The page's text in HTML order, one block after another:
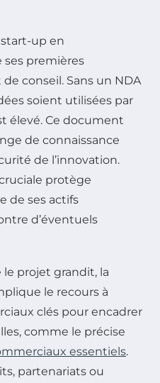
start-up en
ses premières
conseil. Sans un NDA
soient utilisées par
élevé. Ce document
de connaissance
de l’innovation.
protège
de ses actifs
d’éventuels
le projet grandit, la
le recours à
clés pour encadrer
comme le précise
essentiels.
partenariats ou